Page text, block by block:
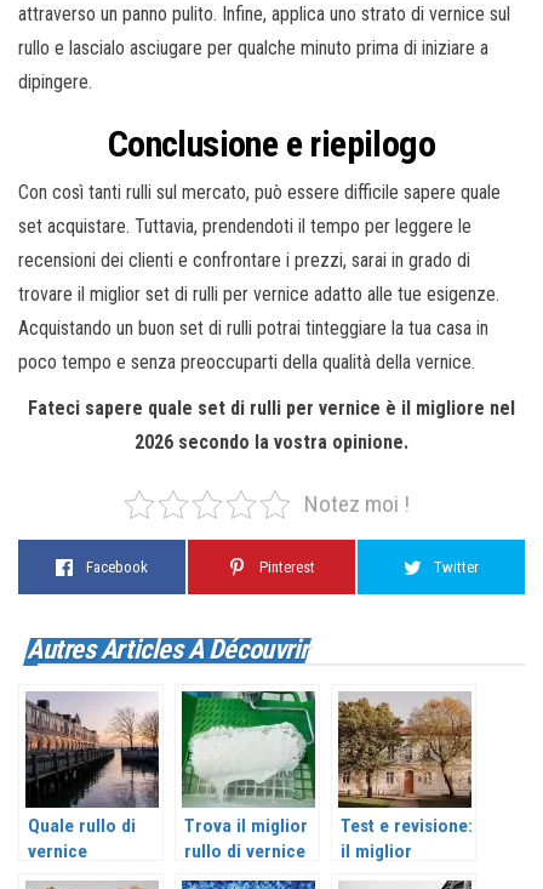
attraverso un panno pulito. Infine, applica uno strato di vernice sul
rullo e lascialo asciugare per qualche minuto prima di iniziare a
dipingere.
Conclusione e riepilogo
Con così tanti rulli sul mercato, può essere difficile sapere quale
set acquistare. Tuttavia, prendendoti il ​​tempo per leggere le
recensioni dei clienti e confrontare i prezzi, sarai in grado di
trovare il miglior set di rulli per vernice adatto alle tue esigenze.
Acquistando un buon set di rulli potrai tinteggiare la tua casa in
poco tempo e senza preoccuparti della qualità della vernice.
Fateci sapere quale set di rulli per vernice è il migliore nel
2026 secondo la vostra opinione.
Notez moi !
Facebook Pinterest Twitter
Autres Articles À Découvrir
Quale rullo di
vernice
scegliere tra i
Trova il miglior
rullo di vernice
con manico nel
Test e revisione:
il miglior
vassoio di